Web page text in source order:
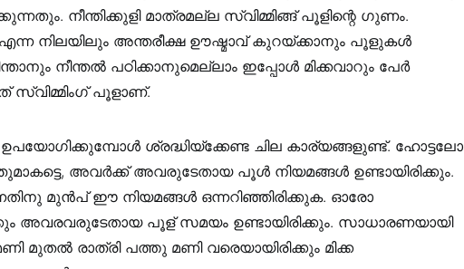
നീന്തിക്കുളി മാത്രമല്ല സ്വിമ്മിങ്ങ് പൂളിന്റെ ഗുണം.
നിലയിലും അന്തരീക്ഷ ഊഷ്മാവ് കുറയ്ക്കാനും പൂളുകള്‍
നീന്തല്‍ പഠിക്കാനുമെല്ലാം ഇപ്പോള്‍ മിക്കവാറും പേര്‍
സ്വിമ്മിംഗ് പൂളാണ്.
ശ്രദ്ധിയ്‌ക്കേണ്ട ചില കാര്യങ്ങളുണ്ട്. ഹോട്ടലോ
അവർക്ക് അവരുടേതായ പൂൾ നിയമങ്ങൾ ഉണ്ടായിരിക്കും.
മുൻപ് ഈ നിയമങ്ങൾ ഒന്നറിഞ്ഞിരിക്കുക. ഓരോ
അവരവരുടേതായ പൂള് സമയം ഉണ്ടായിരിക്കും. സാധാരണയായി
മുതൽ രാത്രി പത്തു മണി വരെയായിരിക്കും മിക്ക